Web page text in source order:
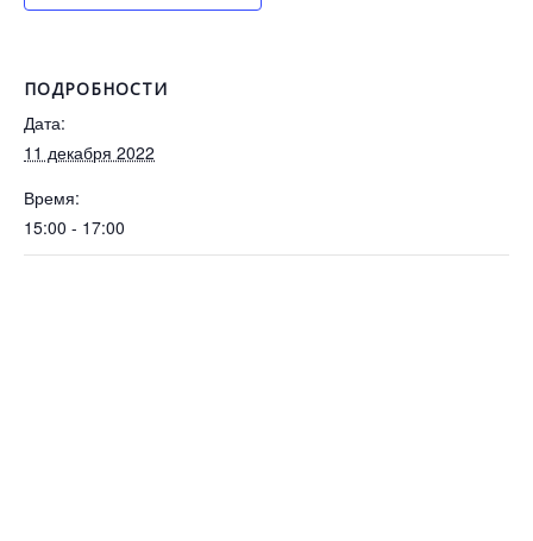
ПОДРОБНОСТИ
Дата:
11 декабря 2022
Время:
15:00 - 17:00